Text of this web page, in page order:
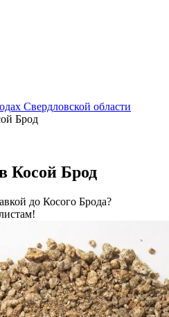
Свердловской области
Брод
Косой Брод
до Косого Брода?